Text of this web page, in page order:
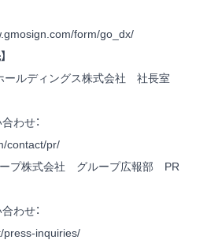
form/go_dx/
ールディングス株式会社 社長室
わせ：
contact/pr/
ープ株式会社 グループ広報部 PR
わせ：
press-inquiries/